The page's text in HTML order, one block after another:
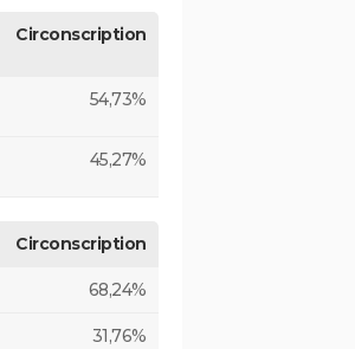
Circonscription
54,73%
45,27%
Circonscription
68,24%
31,76%